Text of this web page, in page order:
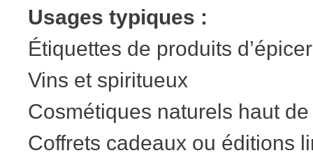
Usages typiques :
Étiquettes de produits
Vins et spiritueux
Cosmétiques naturels haut
Coffrets cadeaux ou éditions